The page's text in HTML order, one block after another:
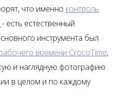
что именно контроль
- есть естественный
инструмента был
времени CrocoTime,
и наглядную фотографию
в целом и по каждому